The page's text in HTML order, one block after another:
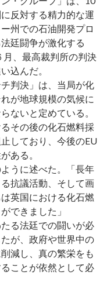
反対する精力的な運
州での石油開発プロ
廷闘争が激化する
、最高裁判所の判決
込んだ。
判決」は、当局が化
が地球規模の気候に
ないと定めている。
その後の化石燃料採
しており、今後のEU
ある。
うに述べた。「長年
抗議活動、そして画
英国における化石燃
できました」
る法廷での闘いが必
が、政府や世界中の
減し、真の繁栄をも
ことが依然として必